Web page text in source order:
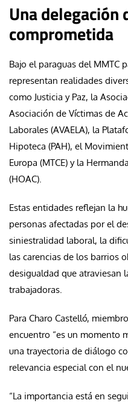
Una delegación
comprometida
Bajo el paraguas del MMTC
representan realidades
como Justicia y Paz, la
Asociación de Víctimas de
Laborales (AVAELA), la
Hipoteca (PAH), el
Europa (MTCE) y la
(HOAC).
Estas entidades reflejan la
personas afectadas por el
siniestralidad laboral, la
las carencias de los barrios
desigualdad que atraviesan
trabajadoras.
Para Charo Castelló,
encuentro “es un momento
una trayectoria de diálogo
relevancia especial con el
“La importancia está en